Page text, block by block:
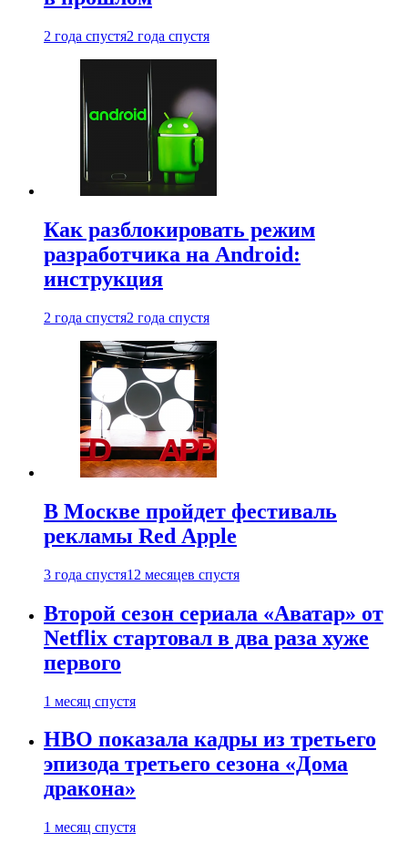
2 года спустя2 года спустя
Как разблокировать режим
разработчика на Android:
инструкция
2 года спустя2 года спустя
В Москве пройдет фестиваль
рекламы Red Apple
3 года спустя12 месяцев спустя
Второй сезон сериала «Аватар» от
Netflix стартовал в два раза хуже
первого
1 месяц спустя
HBO показала кадры из третьего
эпизода третьего сезона «Дома
дракона»
1 месяц спустя